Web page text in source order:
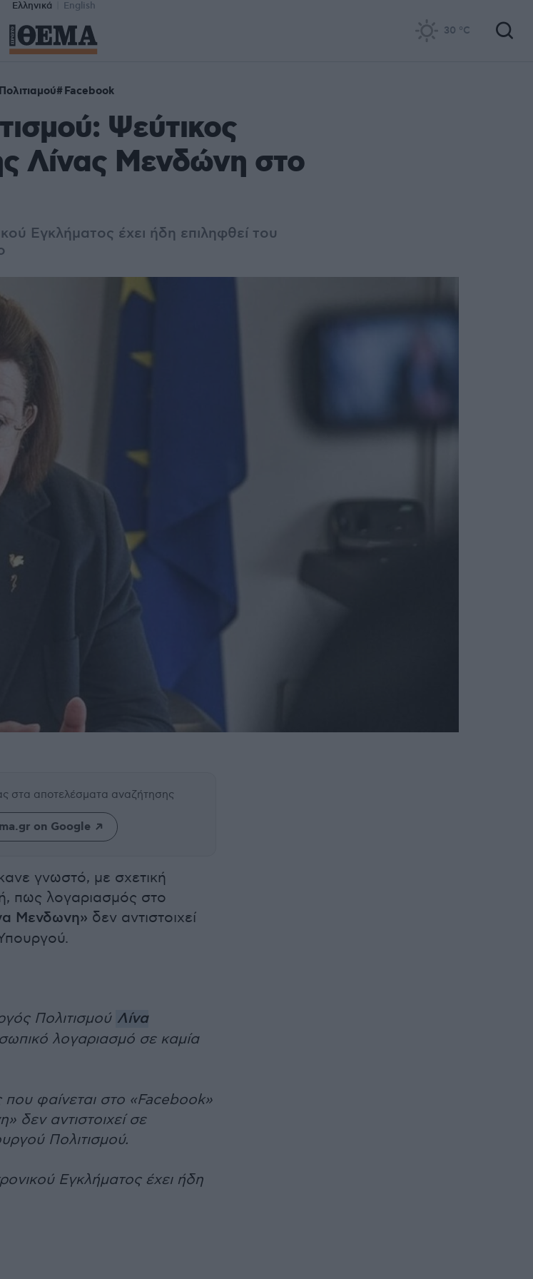
Ελληνικά English
30 °C
Facebook
Ψεύτικος
Λίνας Μενδώνη στο
Εγκλήματος έχει ήδη επιληφθεί του
στα αποτελέσματα αναζήτησης
on Google
γνωστό, με σχετική
πως λογαριασμός στο
Μενδωνη» δεν αντιστοιχεί
Πολιτισμού Λίνα
λογαριασμό σε καμία
φαίνεται στο «Facebook»
δεν αντιστοιχεί σε
Πολιτισμού.
Εγκλήματος έχει ήδη